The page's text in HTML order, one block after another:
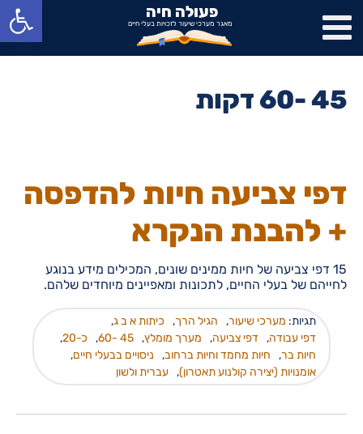
פתח סרגל נגישות פעולה חיה
מאגר מערכי שיעור לזכויות בעלי חיים
45 -60 דקות
דפי צביעה חיות להדפסה
+ להבנת הנקרא
15 דפי צביעה של חיות ממינים שונים, המכילים מידע בנוגע
לחייהם של בעלי החיים, לתכונות ומאפיינים מיוחדים שלהם.
תגיות: מערכי שיעור, הגיל הרך, כיתות א ב ג,
דפי עבודה, דפי צביעה, מערך מומלץ,
45 -60
, כ-20
,
חיות בר, חיות מחמד וחיות ברחוב, ניסויים בבעלי חיים,
אומנויות (יצירה קולנוע תאטרון), עברית ולשון